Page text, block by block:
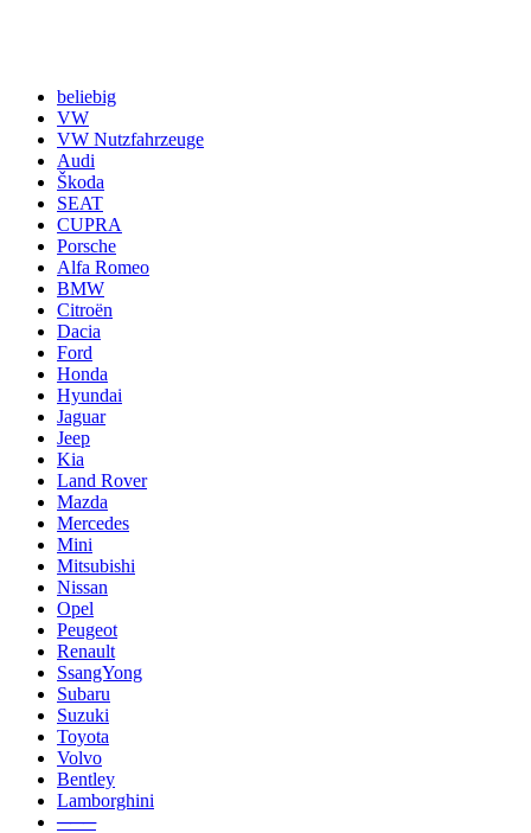
beliebig
VW
VW Nutzfahrzeuge
Audi
Škoda
SEAT
CUPRA
Porsche
Alfa Romeo
BMW
Citroën
Dacia
Ford
Honda
Hyundai
Jaguar
Jeep
Kia
Land Rover
Mazda
Mercedes
Mini
Mitsubishi
Nissan
Opel
Peugeot
Renault
SsangYong
Subaru
Suzuki
Toyota
Volvo
Bentley
Lamborghini
───